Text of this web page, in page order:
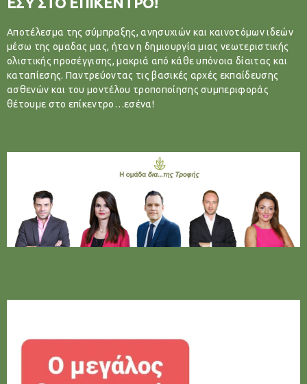
Αποτέλεσμα της σύμπραξης, ανησυχιών και καινοτόμων ιδεών
μέσω της ομαδας μας, ήταν η δημιουργία μιας νεωτεριστικής
ολιστικής προσέγγισης, μακριά από κάθε υπόνοια δίαιτας και
καταπίεσης. Παντρεύοντας τις βασικές αρχές εκπαίδευσης
ασθενών και του μοντέλου τροποποίησης συμπεριφοράς
θέτουμε στο επίκεντρο…εσένα!